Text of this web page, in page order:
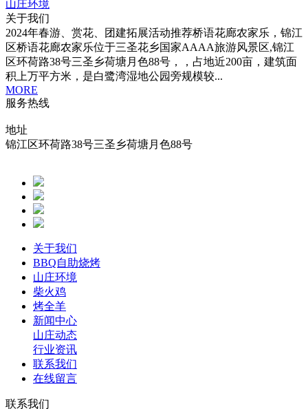
山庄环境
关于我们
2024年春游、赏花、团建拓展活动推荐桥语花廊农家乐，锦江
区桥语花廊农家乐位于三圣花乡国家AAAA旅游风景区,锦江
区环荷路38号三圣乡荷塘月色88号，，占地近200亩，建筑面
积上万平方米，是白鹭湾湿地公园旁规模较...
MORE
服务热线
地址
锦江区环荷路38号三圣乡荷塘月色88号
关于我们
BBQ自助烧烤
山庄环境
柴火鸡
烤全羊
新闻中心
山庄动态
行业资讯
联系我们
在线留言
联系我们